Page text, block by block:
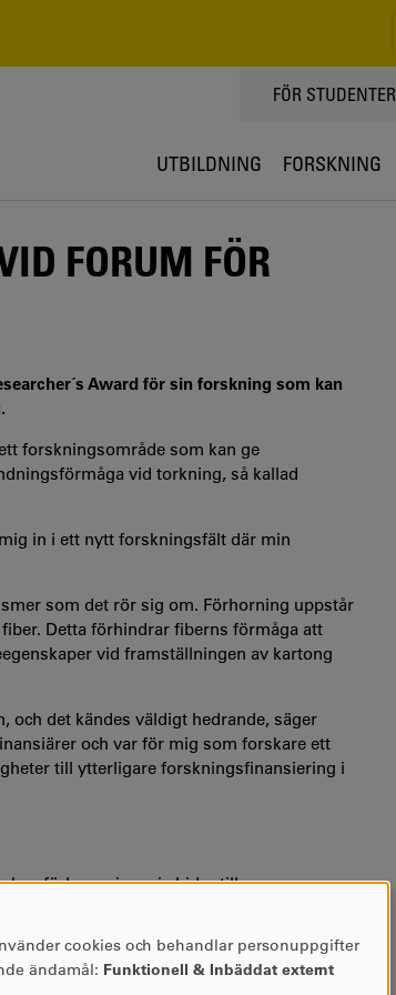
TOPPMENY
FÖR STUDENTER
UTBILDNING FORSKNING
FORUM FÖR
Award för sin forskning som kan
forskningsområde som kan ge
vid torkning, så kallad
in i ett nytt forskningsfält där min
som det rör sig om. Förhorning uppstår
Detta förhindrar fiberns förmåga att
vid framställningen av kartong
, och det kändes väldigt hedrande, säger
och var för mig som forskare ett
till ytterligare forskningsfinansiering i
kan förhoppningsvis bidra till nya
och förbättrade
fem till sju gånger kommer kunna
cookies och behandlar personuppgifter
ändamål: Funktionell & Inbäddat externt